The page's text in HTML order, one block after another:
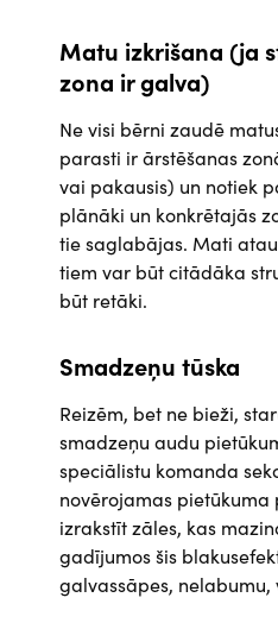
Matu izkrišana (ja
zona ir galva)
Ne visi bērni zaudē
parasti ir ārstēšanas
vai pakausis) un notiek
plānāki un konkrētajās
tie saglabājas. Mati
tiem var būt citādāka
būt retāki.
Smadzeņu tūska
Reizēm, bet ne bieži,
smadzeņu audu
speciālistu komanda
novērojamas pietūkuma
izrakstīt zāles, kas
gadījumos šis
galvassāpes, nelabumu,